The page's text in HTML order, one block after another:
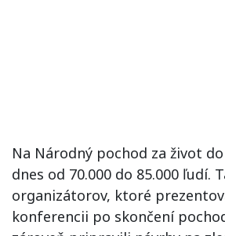
Na Národný pochod za život
dnes od 70.000 do 85.000 ľudí.
organizátorov, ktoré
konferencii po skončení